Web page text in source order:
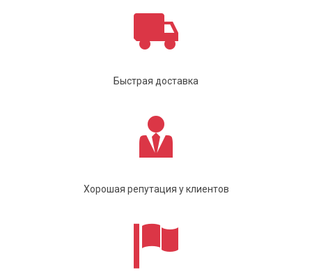
Быстрая доставка
Хорошая репутация у клиентов